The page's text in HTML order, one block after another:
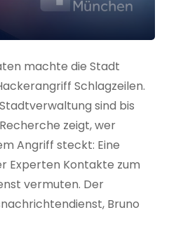
machte die Stadt
Schlagzeilen.
sind bis
zeigt, wer
Angriff steckt: Eine
Experten Kontakte zum
vermuten. Der
Bruno